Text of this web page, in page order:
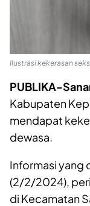
Ilustrasi kekerasan
PUBLIKA-
Kabupaten
mendapat
dewasa.
Informasi yang
(2/2/2024),
di Kecamatan